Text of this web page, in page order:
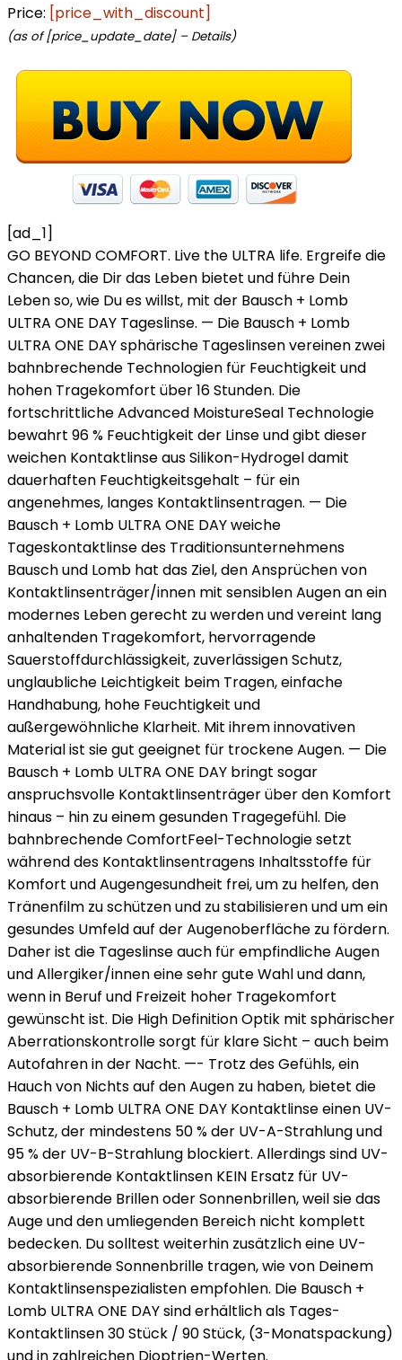
Price: [price_with_discount]
(as of [price_update_date] – Details)
[ad_1]
GO BEYOND COMFORT. Live the ULTRA life. Ergreife die
Chancen, die Dir das Leben bietet und führe Dein
Leben so, wie Du es willst, mit der Bausch + Lomb
ULTRA ONE DAY Tageslinse. — Die Bausch + Lomb
ULTRA ONE DAY sphärische Tageslinsen vereinen zwei
bahnbrechende Technologien für Feuchtigkeit und
hohen Tragekomfort über 16 Stunden. Die
fortschrittliche Advanced MoistureSeal Technologie
bewahrt 96 % Feuchtigkeit der Linse und gibt dieser
weichen Kontaktlinse aus Silikon-Hydrogel damit
dauerhaften Feuchtigkeitsgehalt – für ein
angenehmes, langes Kontaktlinsentragen. — Die
Bausch + Lomb ULTRA ONE DAY weiche
Tageskontaktlinse des Traditionsunternehmens
Bausch und Lomb hat das Ziel, den Ansprüchen von
Kontaktlinsenträger/innen mit sensiblen Augen an ein
modernes Leben gerecht zu werden und vereint lang
anhaltenden Tragekomfort, hervorragende
Sauerstoffdurchlässigkeit, zuverlässigen Schutz,
unglaubliche Leichtigkeit beim Tragen, einfache
Handhabung, hohe Feuchtigkeit und
außergewöhnliche Klarheit. Mit ihrem innovativen
Material ist sie gut geeignet für trockene Augen. — Die
Bausch + Lomb ULTRA ONE DAY bringt sogar
anspruchsvolle Kontaktlinsenträger über den Komfort
hinaus – hin zu einem gesunden Tragegefühl. Die
bahnbrechende ComfortFeel-Technologie setzt
während des Kontaktlinsentragens Inhaltsstoffe für
Komfort und Augengesundheit frei, um zu helfen, den
Tränenfilm zu schützen und zu stabilisieren und um ein
gesundes Umfeld auf der Augenoberfläche zu fördern.
Daher ist die Tageslinse auch für empfindliche Augen
und Allergiker/innen eine sehr gute Wahl und dann,
wenn in Beruf und Freizeit hoher Tragekomfort
gewünscht ist. Die High Definition Optik mit sphärischer
Aberrationskontrolle sorgt für klare Sicht – auch beim
Autofahren in der Nacht. —- Trotz des Gefühls, ein
Hauch von Nichts auf den Augen zu haben, bietet die
Bausch + Lomb ULTRA ONE DAY Kontaktlinse einen UV-
Schutz, der mindestens 50 % der UV-A-Strahlung und
95 % der UV-B-Strahlung blockiert. Allerdings sind UV-
absorbierende Kontaktlinsen KEIN Ersatz für UV-
absorbierende Brillen oder Sonnenbrillen, weil sie das
Auge und den umliegenden Bereich nicht komplett
bedecken. Du solltest weiterhin zusätzlich eine UV-
absorbierende Sonnenbrille tragen, wie von Deinem
Kontaktlinsenspezialisten empfohlen. Die Bausch +
Lomb ULTRA ONE DAY sind erhältlich als Tages-
Kontaktlinsen 30 Stück / 90 Stück, (3-Monatspackung)